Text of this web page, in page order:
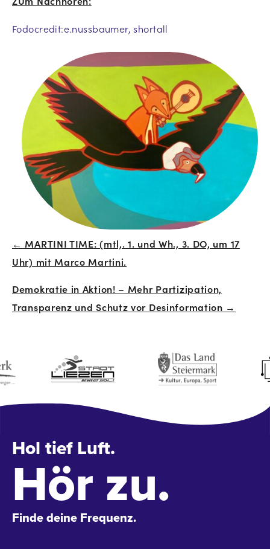
Fodocredit:e.nussbaumer, shortall
Beitrags-
← MARTINI TIME: (mtl,. 1. und Wh., 3. DO, um 17
Uhr) mit Marco Martini.
Demokratie in Aktion! – Mehr Partizipation,
Transparenz und Schutz vor Desinformation →
Hol tief Luft.
Hör zu.
Finde deine Frequenz.